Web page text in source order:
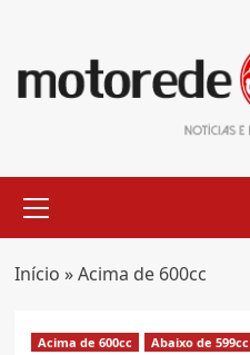
content
Menu
Início »Acima de 600cc
Acima de 600cc Abaixo de 599cc